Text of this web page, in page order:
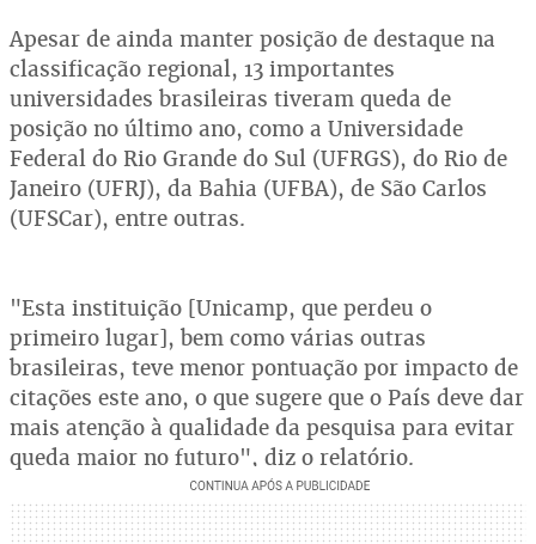
Apesar de ainda manter posição de destaque na
classificação regional, 13 importantes
universidades brasileiras tiveram queda de
posição no último ano, como a Universidade
Federal do Rio Grande do Sul (UFRGS), do Rio de
Janeiro (UFRJ), da Bahia (UFBA), de São Carlos
(UFSCar), entre outras.
"Esta instituição [Unicamp, que perdeu o
primeiro lugar], bem como várias outras
brasileiras, teve menor pontuação por impacto de
citações este ano, o que sugere que o País deve dar
mais atenção à qualidade da pesquisa para evitar
queda maior no futuro", diz o relatório.